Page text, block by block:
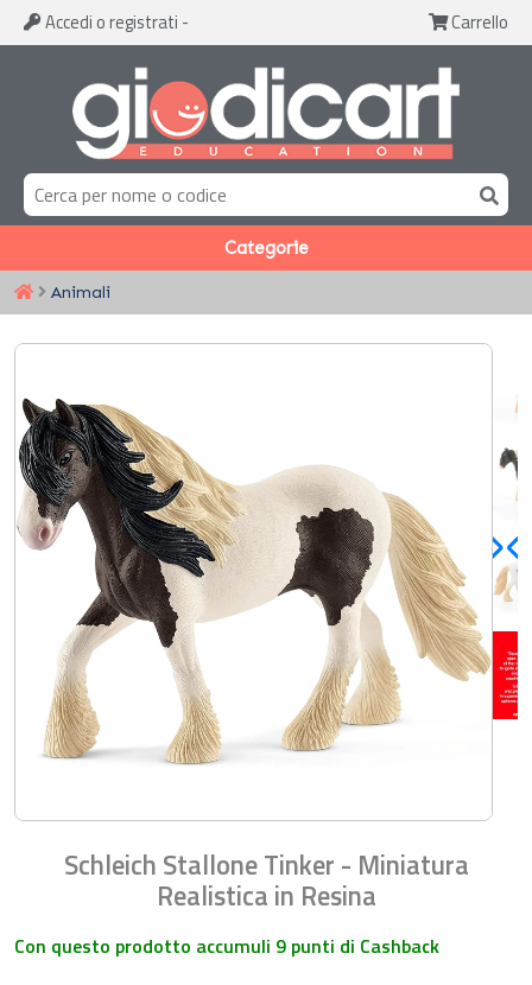
Accedi o registrati - Carrello
Categorie
Animali
Schleich Stallone Tinker - Miniatura
Realistica in Resina
Con questo prodotto accumuli 9 punti di Cashback